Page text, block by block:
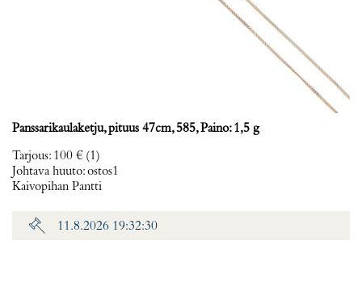
Panssarikaulaketju, pituus 47cm, 585, Paino: 1,5 g
Tarjous: 100 € (1)
Johtava huuto:ostos1
Kaivopihan Pantti
11.8.2026 19:32:30